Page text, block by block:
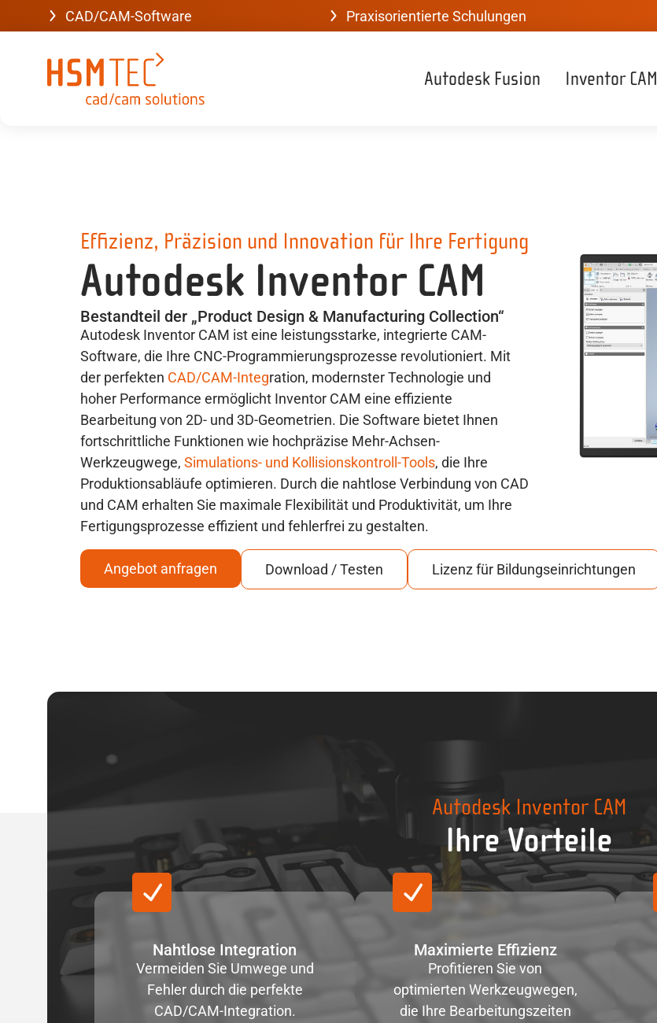
CAD/CAM-Software Praxisorientierte Schulungen
Autodesk Fusion Inventor CAM
Effizienz, Präzision und Innovation für Ihre Fertigung
Autodesk Inventor CAM
Bestandteil der „Product Design & Manufacturing Collection“
Autodesk Inventor CAM ist eine leistungsstarke, integrierte CAM-
Software, die Ihre CNC-Programmierungsprozesse revolutioniert. Mit
der perfekten CAD/CAM-Integration, modernster Technologie und
hoher Performance ermöglicht Inventor CAM eine effiziente
Bearbeitung von 2D- und 3D-Geometrien. Die Software bietet Ihnen
fortschrittliche Funktionen wie hochpräzise Mehr-Achsen-
Werkzeugwege, Simulations- und Kollisionskontroll-Tools, die Ihre
Produktionsabläufe optimieren. Durch die nahtlose Verbindung von CAD
und CAM erhalten Sie maximale Flexibilität und Produktivität, um Ihre
Fertigungsprozesse effizient und fehlerfrei zu gestalten.
Angebot anfragen Download / Testen Lizenz für Bildungseinrichtungen
Autodesk Inventor CAM
Ihre Vorteile
Nahtlose Integration
Vermeiden Sie Umwege und
Fehler durch die perfekte
CAD/CAM-Integration.
Maximierte Effizienz
Profitieren Sie von
optimierten Werkzeugwegen,
die Ihre Bearbeitungszeiten